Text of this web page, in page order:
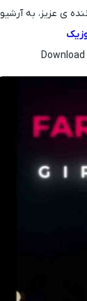
دانلود آهنگ جدید گیرته مارم ۲ این خواننده ی عزیز، به آرشیو